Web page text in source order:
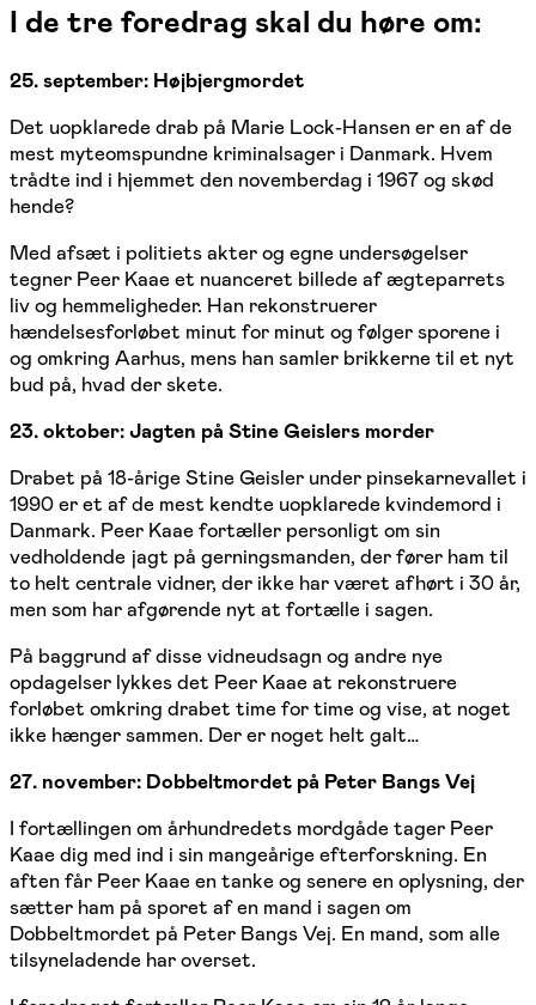
I de tre foredrag skal du høre om:
25. september: Højbjergmordet
Det uopklarede drab på Marie Lock-Hansen er en af de
mest myteomspundne kriminalsager i Danmark. Hvem
trådte ind i hjemmet den novemberdag i 1967 og skød
hende?
Med afsæt i politiets akter og egne undersøgelser
tegner Peer Kaae et nuanceret billede af ægteparrets
liv og hemmeligheder. Han rekonstruerer
hændelsesforløbet minut for minut og følger sporene i
og omkring Aarhus, mens han samler brikkerne til et nyt
bud på, hvad der skete.
23. oktober: Jagten på Stine Geislers morder
Drabet på 18-årige Stine Geisler under pinsekarnevallet i
1990 er et af de mest kendte uopklarede kvindemord i
Danmark. Peer Kaae fortæller personligt om sin
vedholdende jagt på gerningsmanden, der fører ham til
to helt centrale vidner, der ikke har været afhørt i 30 år,
men som har afgørende nyt at fortælle i sagen.
På baggrund af disse vidneudsagn og andre nye
opdagelser lykkes det Peer Kaae at rekonstruere
forløbet omkring drabet time for time og vise, at noget
ikke hænger sammen. Der er noget helt galt…
27. november: Dobbeltmordet på Peter Bangs Vej
I fortællingen om århundredets mordgåde tager Peer
Kaae dig med ind i sin mangeårige efterforskning. En
aften får Peer Kaae en tanke og senere en oplysning, der
sætter ham på sporet af en mand i sagen om
Dobbeltmordet på Peter Bangs Vej. En mand, som alle
tilsyneladende har overset.